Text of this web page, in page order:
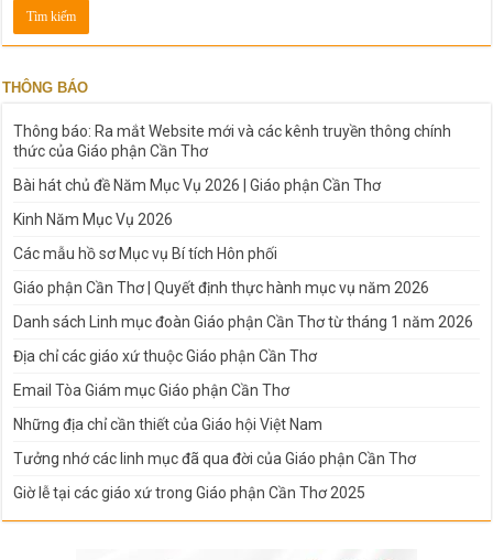
THÔNG BÁO
Thông báo: Ra mắt Website mới và các kênh truyền thông chính
thức của Giáo phận Cần Thơ
Bài hát chủ đề Năm Mục Vụ 2026 | Giáo phận Cần Thơ
Kinh Năm Mục Vụ 2026
Các mẫu hồ sơ Mục vụ Bí tích Hôn phối
Giáo phận Cần Thơ | Quyết định thực hành mục vụ năm 2026
Danh sách Linh mục đoàn Giáo phận Cần Thơ từ tháng 1 năm 2026
Địa chỉ các giáo xứ thuộc Giáo phận Cần Thơ
Email Tòa Giám mục Giáo phận Cần Thơ
Những địa chỉ cần thiết của Giáo hội Việt Nam
Tưởng nhớ các linh mục đã qua đời của Giáo phận Cần Thơ
Giờ lễ tại các giáo xứ trong Giáo phận Cần Thơ 2025